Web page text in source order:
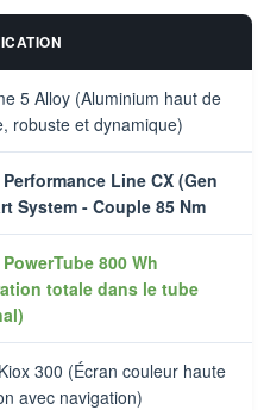
5 Alloy (Aluminium haut de
robuste et dynamique)
Line CX (Gen
System - Couple 85 Nm
800 Wh
totale dans le tube
300 (Écran couleur haute
avec navigation)